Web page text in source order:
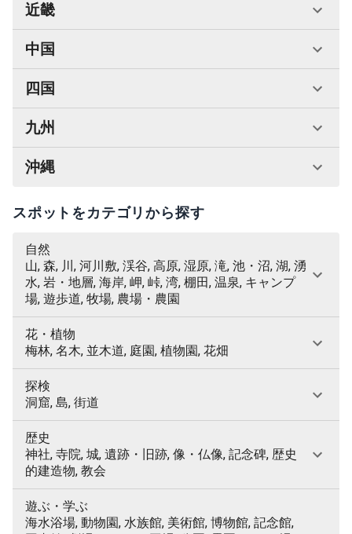
近畿
中国
四国
九州
沖縄
スポットをカテゴリから探す
自然
山, 森, 川, 河川敷, 渓谷, 高原, 湿原, 滝, 池・沼, 湖, 湧
水, 岩・地層, 海岸, 岬, 峠, 湾, 棚田, 温泉, キャンプ
場, 遊歩道, 牧場, 農場・農園
花・植物
梅林, 名木, 並木道, 庭園, 植物園, 花畑
探検
洞窟, 島, 街道
歴史
神社, 寺院, 城, 遺跡・旧跡, 像・仏像, 記念碑, 歴史
的建造物, 教会
遊ぶ・学ぶ
海水浴場, 動物園, 水族館, 美術館, 博物館, 記念館,